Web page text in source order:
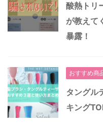
酸熱トリ
が教えて
暴露！
おすすめ商
タングル
キング